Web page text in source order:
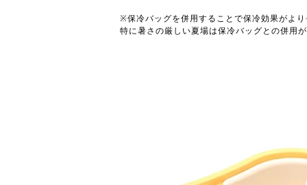
※保冷バッグを併用することで保冷効果がよ
特に暑さの厳しい夏場は保冷バッグとの併用